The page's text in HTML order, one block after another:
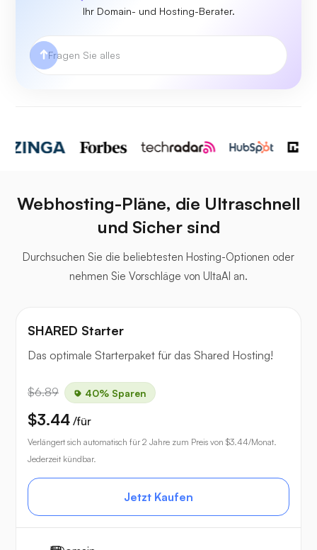
Ihr Domain- und Hosting-Berater.
Webhosting-Pläne, die Ultraschnell
und Sicher sind
Durchsuchen Sie die beliebtesten Hosting-Optionen oder
nehmen Sie Vorschläge von UltaAI an.
SHARED Starter
Das optimale Starterpaket für das Shared Hosting!
$6.89 40% Sparen
$3.44 /für
Verlängert sich automatisch für 2 Jahre zum Preis von $3.44/Monat.
Jederzeit kündbar.
Jetzt Kaufen